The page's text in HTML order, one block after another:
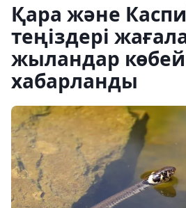
Қара және
теңіздері
жыландар
хабарланды